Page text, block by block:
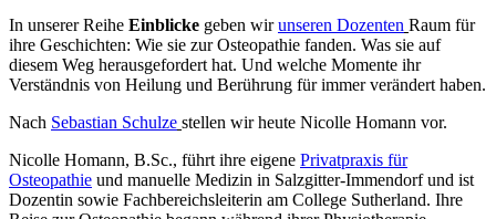
In unserer Reihe Einblicke geben wirunseren Dozenten Raum für
ihre Geschichten: Wie sie zur Osteopathie fanden. Was sie auf
diesem Weg herausgefordert hat. Und welche Momente ihr
Verständnis von Heilung und Berührung für immer verändert haben.
Nach Sebastian Schulze stellen wir heute Nicolle Homann vor.
Nicolle Homann, B.Sc., führt ihre eigene Privatpraxis für
Osteopathie und manuelle Medizin in Salzgitter-Immendorf und ist
Dozentin sowie Fachbereichsleiterin am College Sutherland. Ihre